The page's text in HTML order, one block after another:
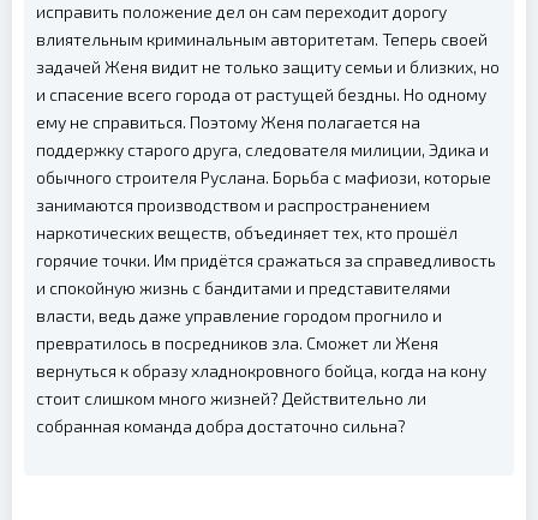
исправить положение дел он сам переходит дорогу
влиятельным криминальным авторитетам. Теперь своей
задачей Женя видит не только защиту семьи и близких, но
и спасение всего города от растущей бездны. Но одному
ему не справиться. Поэтому Женя полагается на
поддержку старого друга, следователя милиции, Эдика и
обычного строителя Руслана. Борьба с мафиози, которые
занимаются производством и распространением
наркотических веществ, объединяет тех, кто прошёл
горячие точки. Им придётся сражаться за справедливость
и спокойную жизнь с бандитами и представителями
власти, ведь даже управление городом прогнило и
превратилось в посредников зла. Сможет ли Женя
вернуться к образу хладнокровного бойца, когда на кону
стоит слишком много жизней? Действительно ли
собранная команда добра достаточно сильна?